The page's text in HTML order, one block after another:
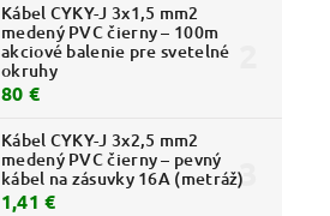
Kábel CYKY-J 3x1,5 mm2
medený PVC čierny – 100m
akciové balenie pre svetelné
okruhy
80 €
Kábel CYKY-J 3x2,5 mm2
medený PVC čierny – pevný
kábel na zásuvky 16A (metráž)
1,41 €